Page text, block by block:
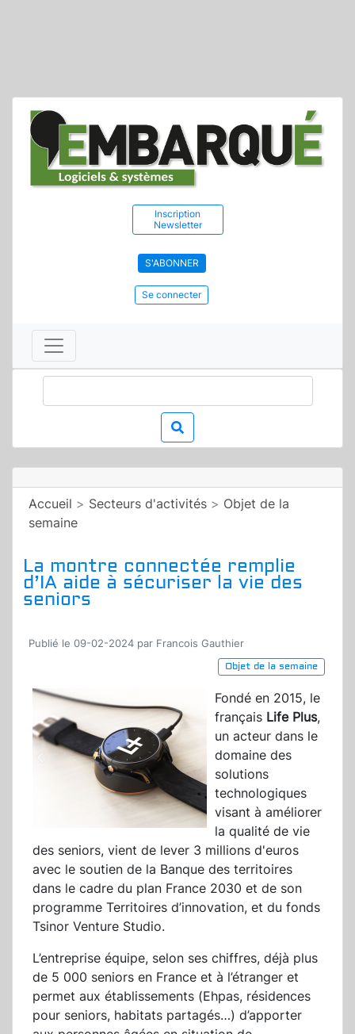
Inscription
Newsletter
S'ABONNER
Se connecter
Accueil > Secteurs d'activités > Objet de la
semaine
La montre connectée remplie
d’IA aide à sécuriser la vie des
seniors
Publié le 09-02-2024 par Francois Gauthier
Objet de la semaine
Fondé en 2015, le
français Life Plus,
un acteur dans le
domaine des
solutions
technologiques
visant à améliorer
la qualité de vie
des seniors, vient de lever 3 millions d'euros
avec le soutien de la Banque des territoires
dans le cadre du plan France 2030 et de son
programme Territoires d’innovation, et du fonds
Tsinor Venture Studio.
L’entreprise équipe, selon ses chiffres, déjà plus
de 5 000 seniors en France et à l’étranger et
permet aux établissements (Ehpas, résidences
pour seniors, habitats partagés…) d’apporter